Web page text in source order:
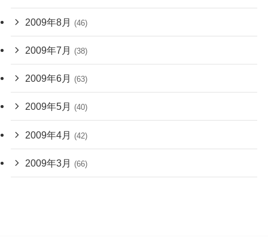
2009年8月 (46)
2009年7月 (38)
2009年6月 (63)
2009年5月 (40)
2009年4月 (42)
2009年3月 (66)